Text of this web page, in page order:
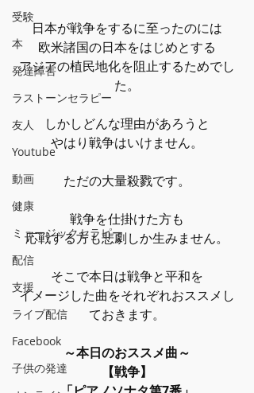
受験
本
発達障害
ラストーンセラピー
友人
Youtube
動画
健康
ミュージックセラピー
配信
支援
ライブ配信
Facebook
子供の発達
日本が戦争をするに至ったのには
欧米諸国の日本をはじめとする
アジアの植民地化を阻止するためでし
た。
しかしどんな理由があろうと
やはり戦争はいけません。
ただの大量殺戮です。
戦争を仕掛けた方も
応戦する方も悲劇しか生みません。
そこで本日は戦争と平和を
イメージした曲をそれぞれおススメし
ておきます。
～本日のおススメ曲～
【戦争】